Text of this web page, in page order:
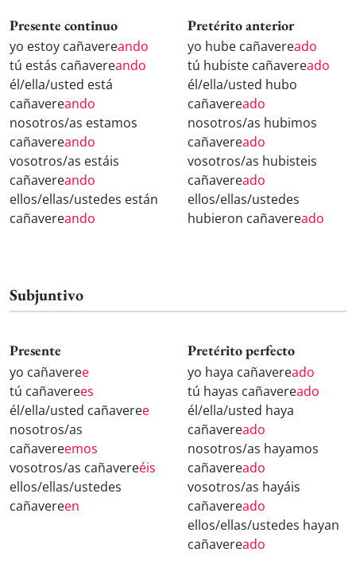
Presente continuo
yo estoy cañavereando
tú estás cañavereando
él/ella/usted está
cañavereando
nosotros/as estamos
cañavereando
vosotros/as estáis
cañavereando
ellos/ellas/ustedes están
cañavereando
Pretérito anterior
yo hube cañavereado
tú hubiste cañavereado
él/ella/usted hubo
cañavereado
nosotros/as hubimos
cañavereado
vosotros/as hubisteis
cañavereado
ellos/ellas/ustedes
hubieron cañavereado
Subjuntivo
Presente
yo cañaveree
tú cañaverees
él/ella/usted cañaveree
nosotros/as
cañavereemos
vosotros/as cañavereéis
ellos/ellas/ustedes
cañavereen
Pretérito perfecto
yo haya cañavereado
tú hayas cañavereado
él/ella/usted haya
cañavereado
nosotros/as hayamos
cañavereado
vosotros/as hayáis
cañavereado
ellos/ellas/ustedes hayan
cañavereado